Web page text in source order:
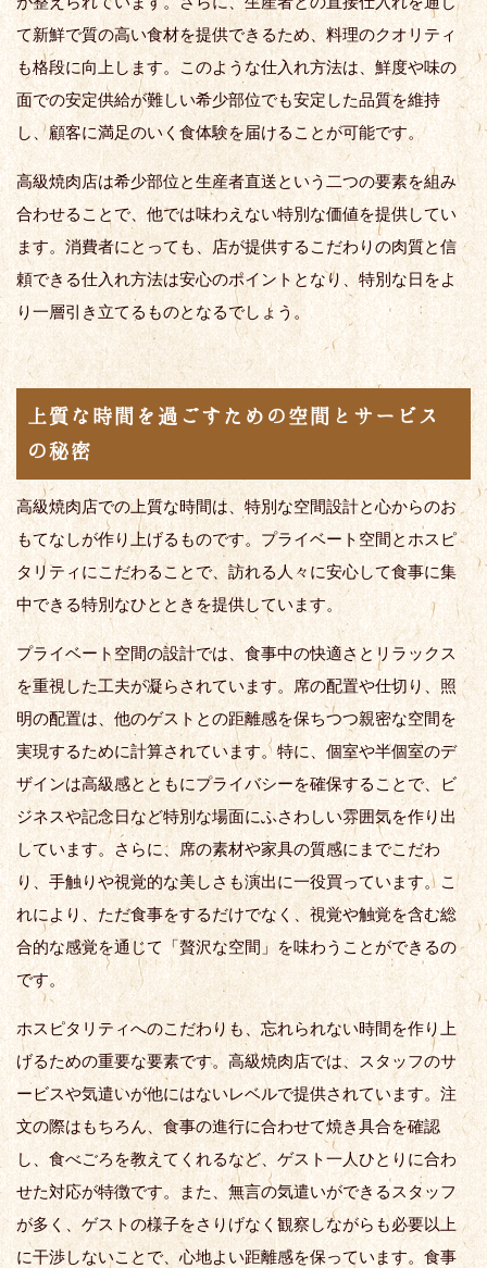
て新鮮で質の高い食材を提供できるため、料理のクオリティ
も格段に向上します。このような仕入れ方法は、鮮度や味の
面での安定供給が難しい希少部位でも安定した品質を維持
し、顧客に満足のいく食体験を届けることが可能です。
高級焼肉店は希少部位と生産者直送という二つの要素を組み
合わせることで、他では味わえない特別な価値を提供してい
ます。消費者にとっても、店が提供するこだわりの肉質と信
頼できる仕入れ方法は安心のポイントとなり、特別な日をよ
り一層引き立てるものとなるでしょう。
上質な時間を過ごすための空間とサービス
の秘密
高級焼肉店での上質な時間は、特別な空間設計と心からのお
もてなしが作り上げるものです。プライベート空間とホスピ
タリティにこだわることで、訪れる人々に安心して食事に集
中できる特別なひとときを提供しています。
プライベート空間の設計では、食事中の快適さとリラックス
を重視した工夫が凝らされています。席の配置や仕切り、照
明の配置は、他のゲストとの距離感を保ちつつ親密な空間を
実現するために計算されています。特に、個室や半個室のデ
ザインは高級感とともにプライバシーを確保することで、ビ
ジネスや記念日など特別な場面にふさわしい雰囲気を作り出
しています。さらに、席の素材や家具の質感にまでこだわ
り、手触りや視覚的な美しさも演出に一役買っています。こ
れにより、ただ食事をするだけでなく、視覚や触覚を含む総
合的な感覚を通じて「贅沢な空間」を味わうことができるの
です。
ホスピタリティへのこだわりも、忘れられない時間を作り上
げるための重要な要素です。高級焼肉店では、スタッフのサ
ービスや気遣いが他にはないレベルで提供されています。注
文の際はもちろん、食事の進行に合わせて焼き具合を確認
し、食べごろを教えてくれるなど、ゲスト一人ひとりに合わ
せた対応が特徴です。また、無言の気遣いができるスタッフ
が多く、ゲストの様子をさりげなく観察しながらも必要以上
に干渉しないことで、心地よい距離感を保っています。食事